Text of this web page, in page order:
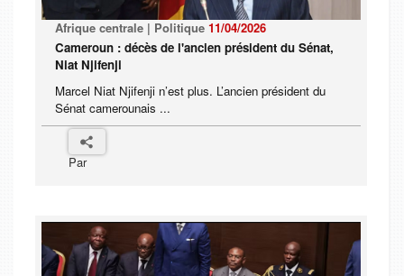
Afrique centrale | Politique 11/04/2026
Cameroun : décès de l'ancien président du Sénat,
Niat Njifenji
Marcel Niat Njifenji n’est plus. L’ancien président du
Sénat camerounais ...
Par